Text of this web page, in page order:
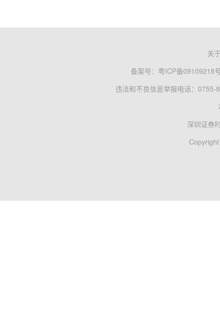
关
备案号： 粤ICP备09109218
违法和不良信息举报电话：0755-
深圳证券